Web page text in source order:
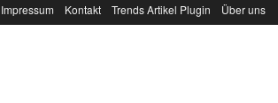
Impressum Kontakt Trends Artikel Plugin Über uns